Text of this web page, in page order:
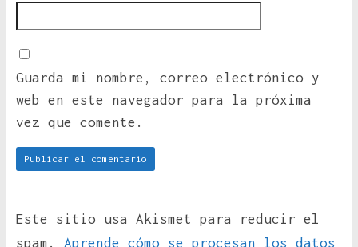
Guarda mi nombre, correo electrónico y
web en este navegador para la próxima
vez que comente.
Este sitio usa Akismet para reducir el
spam. Aprende cómo se procesan los datos